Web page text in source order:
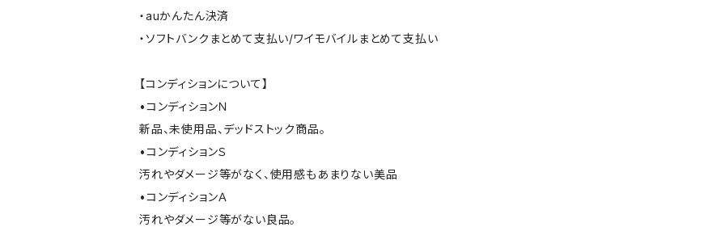
・auかんたん決済
・ソフトバンクまとめて支払い/ワイモバイルまとめて支払い
【コンディションについて】
•コンディションＮ
新品、未使用品、デッドストック商品。
•コンディションＳ
汚れやダメージ等がなく、使用感もあまりない美品
•コンディションＡ
汚れやダメージ等がない良品。